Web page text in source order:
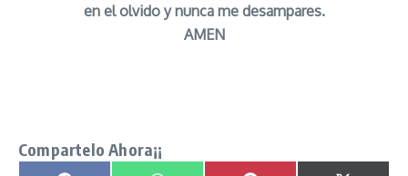
en el olvido y nunca me desampares.
AMEN
Compartelo Ahora¡¡